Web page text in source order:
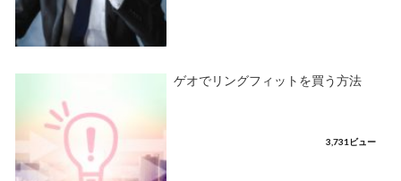
ゲオでリングフィットを買う方法
3,731ビュー